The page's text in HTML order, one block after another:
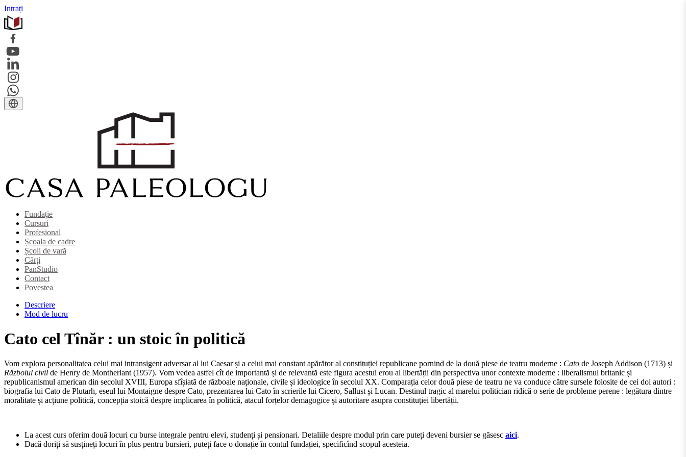
Intrați
Fundație
Cursuri
Profesional
Școala de cadre
Școli de vară
Cărți
PanStudio
Contact
Povestea
Descriere
Mod de lucru
Cato cel Tînăr : un stoic în politică
Vom explora personalitatea celui mai intransigent adversar al lui Caesar și a celui mai constant apărător al constituției republicane pornind de la două piese de teatru moderne : Cato de Joseph Addison (1713) și
Războiul civil de Henry de Montherlant (1957). Vom vedea astfel cît de importantă și de relevantă este figura acestui erou al libertății din perspectiva unor contexte moderne : liberalismul britanic și
republicanismul american din secolul XVIII, Europa sfîșiată de războaie naționale, civile și ideologice în secolul XX. Comparația celor două piese de teatru ne va conduce către sursele folosite de cei doi autori :
biografia lui Cato de Plutarh, eseul lui Montaigne despre Cato, prezentarea lui Cato în scrierile lui Cicero, Sallust și Lucan. Destinul tragic al marelui politician ridică o serie de probleme perene : legătura dintre
moralitate și acțiune politică, concepția stoică despre implicarea în politică, atacul forțelor demagogice și autoritare asupra constituției libertății.
La acest curs oferim două locuri cu burse integrale pentru elevi, studenți și pensionari. Detaliile despre modul prin care puteți deveni bursier se găsesc aici.
Dacă doriți să susțineți locuri în plus pentru bursieri, puteți face o donație în contul fundației, specificînd scopul acesteia.